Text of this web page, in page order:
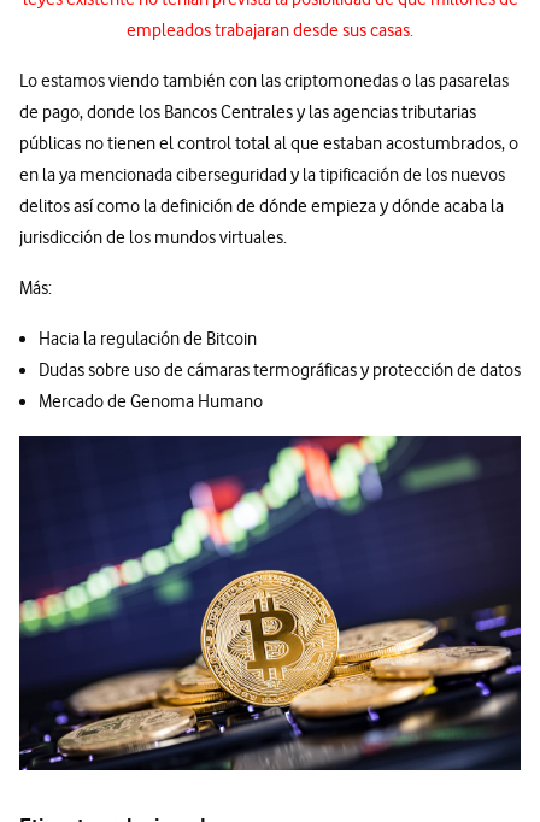
empleados trabajaran desde sus casas.
Lo estamos viendo también con las criptomonedas o las pasarelas
de pago, donde los Bancos Centrales y las agencias tributarias
públicas no tienen el control total al que estaban acostumbrados, o
en la ya mencionada ciberseguridad y la tipificación de los nuevos
delitos así como la definición de dónde empieza y dónde acaba la
jurisdicción de los mundos virtuales.
Más:
Hacia la regulación de Bitcoin
Dudas sobre uso de cámaras termográficas y protección de datos
Mercado de Genoma Humano